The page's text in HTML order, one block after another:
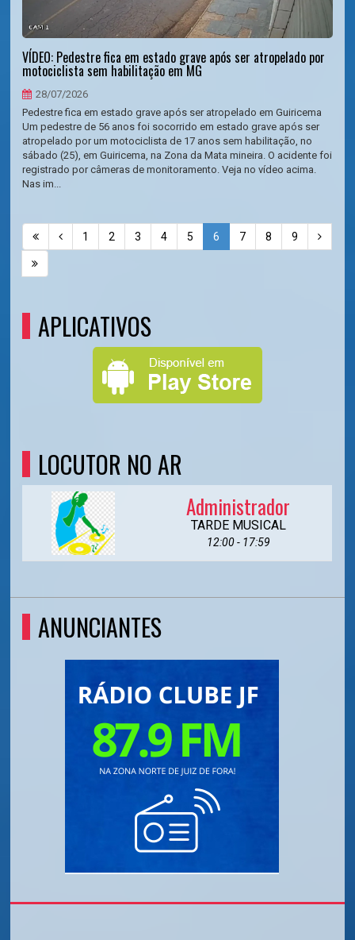
VÍDEO: Pedestre fica em estado grave após ser atropelado por
motociclista sem habilitação em MG
28/07/2026
Pedestre fica em estado grave após ser atropelado em Guiricema
Um pedestre de 56 anos foi socorrido em estado grave após ser
atropelado por um motociclista de 17 anos sem habilitação, no
sábado (25), em Guiricema, na Zona da Mata mineira. O acidente foi
registrado por câmeras de monitoramento. Veja no vídeo acima.
Nas im...
1 2 3 4 5 6 7 8 9
APLICATIVOS
LOCUTOR NO AR
Administrador
TARDE MUSICAL
12:00 - 17:59
ANUNCIANTES